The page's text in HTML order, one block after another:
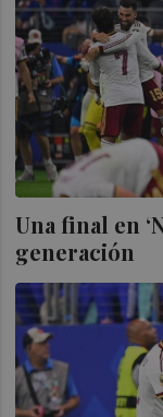
Una final en
generación